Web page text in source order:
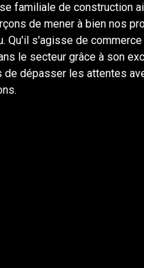
familiale de construction
de mener à bien nos
Qu'il s'agisse de
le secteur grâce à son
dépasser les attentes